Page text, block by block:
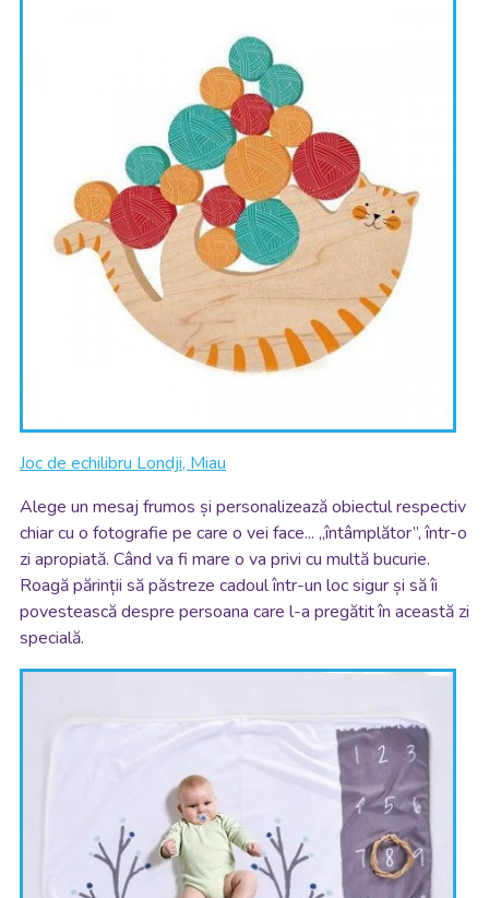
Joc de echilibru Londji, Miau
Alege un mesaj frumos și personalizează obiectul respectiv
chiar cu o fotografie pe care o vei face... „întâmplător”, într-o
zi apropiată. Când va fi mare o va privi cu multă bucurie.
Roagă părinții să păstreze cadoul într-un loc sigur și să îi
povestească despre persoana care l-a pregătit în această zi
specială.